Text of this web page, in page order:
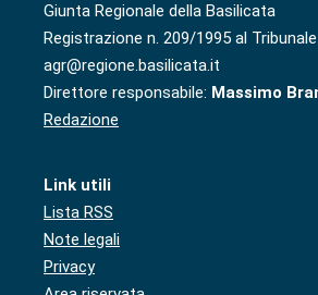
Giunta Regionale della Basilicata
Registrazione n. 209/1995 al
agr@regione.basilicata.it
Direttore responsabile: Massimo
Redazione
Link utili
Lista RSS
Note legali
Privacy